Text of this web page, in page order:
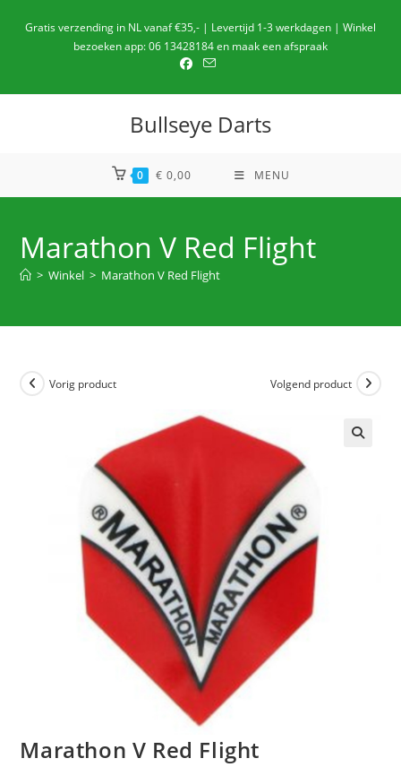
naarGratis verzending in NL vanaf €35,- | Levertijd 1-3 werkdagen | Winkel
bezoeken app: 06 13428184 en maak een afspraak
Bullseye Darts
0 € 0,00 MENU
Marathon V Red Flight
> Winkel > Marathon V Red Flight
Vorig product Volgend product
Marathon V Red Flight